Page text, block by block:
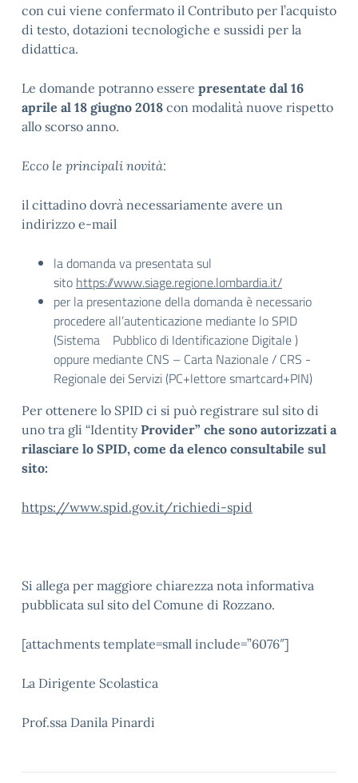
con cui viene confermato il Contributo per l’acquisto
di testo, dotazioni tecnologiche e sussidi per la
didattica.
Le domande potranno essere presentate dal 16
aprile al 18 giugno 2018 con modalità nuove rispetto
allo scorso anno.
Ecco le principali novità:
il cittadino dovrà necessariamente avere un
indirizzo e-mail
la domanda va presentata sul
sito https://www.siage.regione.lombardia.it/
per la presentazione della domanda è necessario
procedere all’autenticazione mediante lo SPID
(Sistema Pubblico di Identificazione Digitale )
oppure mediante CNS – Carta Nazionale / CRS -
Regionale dei Servizi (PC+lettore smartcard+PIN)
Per ottenere lo SPID ci si può registrare sul sito di
uno tra gli “IdentityProvider” che sono autorizzati a
rilasciare lo SPID, come da elenco consultabile sul
sito:
https://www.spid.gov.it/richiedi-spid
Si allega per maggiore chiarezza nota informativa
pubblicata sul sito del Comune di Rozzano.
[attachments template=small include=”6076″]
La Dirigente Scolastica
Prof.ssa Danila Pinardi